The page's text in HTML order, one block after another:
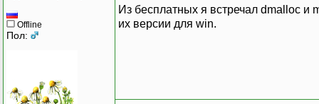
Offline
Пол:
Из бесплатных я встречал dmalloc и
их версии для win.